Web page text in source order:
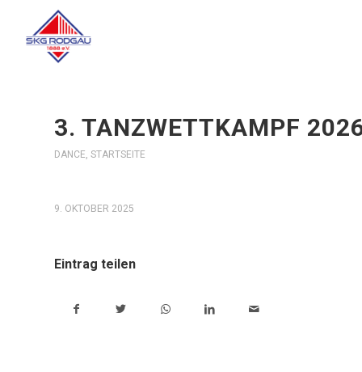
3. TANZWETTKAMPF
DANCE, STARTSEITE
9. OKTOBER 2025
Eintrag teilen